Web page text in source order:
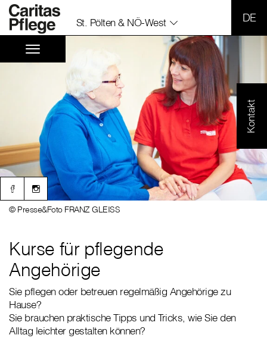
St. Pölten & NÖ-West
Kontakt
© Presse&Foto FRANZ GLEISS
Kurse für pflegende
Angehörige
Sie pflegen oder betreuen regelmäßig Angehörige zu
Hause?
Sie brauchen praktische Tipps und Tricks, wie Sie den
Alltag leichter gestalten können?